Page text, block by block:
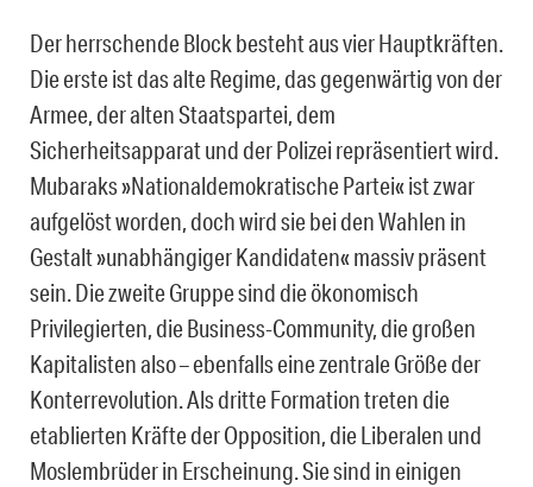
Der herrschende Block besteht aus vier Hauptkräften.
Die erste ist das alte Regime, das gegenwärtig von der
Armee, der alten Staatspartei, dem
Sicherheitsapparat und der Polizei repräsentiert wird.
Mubaraks »Nationaldemokratische Partei« ist zwar
aufgelöst worden, doch wird sie bei den Wahlen in
Gestalt »unabhängiger Kandidaten« massiv präsent
sein. Die zweite Gruppe sind die ökonomisch
Privilegierten, die Business-Community, die großen
Kapitalisten also – ebenfalls eine zentrale Größe der
Konterrevolution. Als dritte Formation treten die
etablierten Kräfte der Opposition, die Liberalen und
Moslembrüder in Erscheinung. Sie sind in einigen